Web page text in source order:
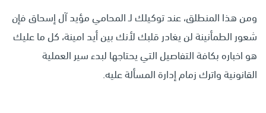
ومن هذا المنطلق، عند توكيلك لـ المحامي مؤيد آل إسحاق فإن
شعور الطمأنينة لن يغادر قلبك لأنك بين أيد امينة، كل ما عليك
هو اخباره بكافة التفاصيل التي يحتاجها لبدء سير العملية
القانونية واترك زمام إدارة المسألة عليه.